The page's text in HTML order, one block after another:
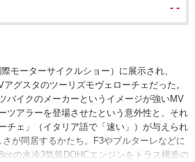
- -
モーターサイクルショー）に展示され、
グスタのツーリズモヴェローチェだった。
バイクのメーカーというイメージが強いMV
ツアラーを登場させたという意外性と、それ
チェ」（イタリア語で「速い」）が与えられ
が同居するかたち。F3やブルターレなどに
の水冷3気筒DOHCエンジンをトラス構造の